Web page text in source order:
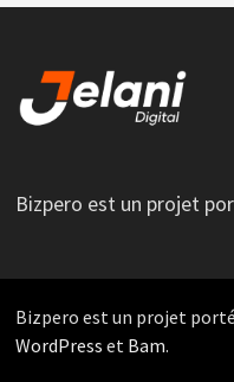
Bizpero est un projet
Bizpero est un projet
WordPress et Bam.